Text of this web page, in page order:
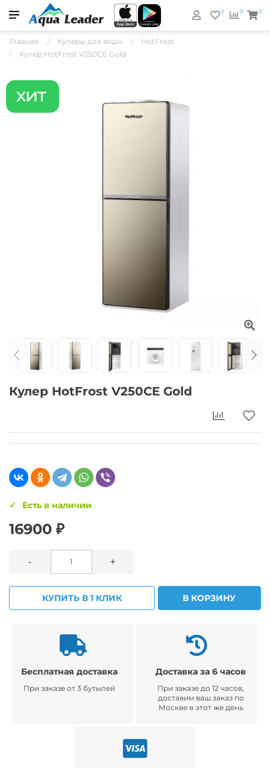
0
0 0
Главная Кулеры для воды
HotFrost
Кулер HotFrost V250CE Gold
Кулер HotFrost V250CE Gold
Есть в наличии
16900 ₽
- +
КУПИТЬ В 1 КЛИК В КОРЗИНУ
Бесплатная доставка
При заказе от 3 бутылей
Доставка за 6 часов
При заказе до 12 часов,
доставим ваш заказ по
Москве в этот же день